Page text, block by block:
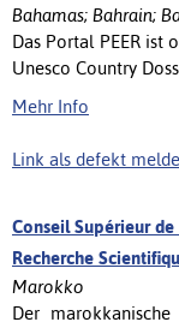
Bahamas; Bahrain;
Das Portal PEER ist
Unesco Country
Mehr Info
Link als defekt
Conseil Supérieur
Recherche
Marokko
Der